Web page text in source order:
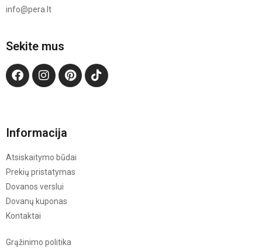
info@pera.lt
Sekite mus
Informacija
Atsiskaitymo būdai
Prekių pristatymas
Dovanos verslui
Dovanų kuponas
Kontaktai
Grąžinimo politika